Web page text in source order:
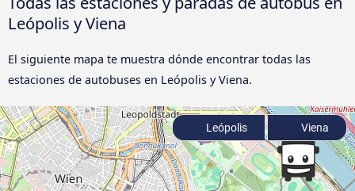
Leópolis y Viena
El siguiente mapa te muestra dónde encontrar todas las
estaciones de autobuses en Leópolis y Viena.
Leópolis Viena